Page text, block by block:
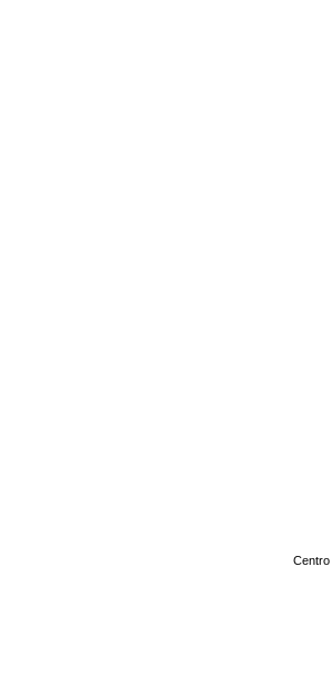
Centro